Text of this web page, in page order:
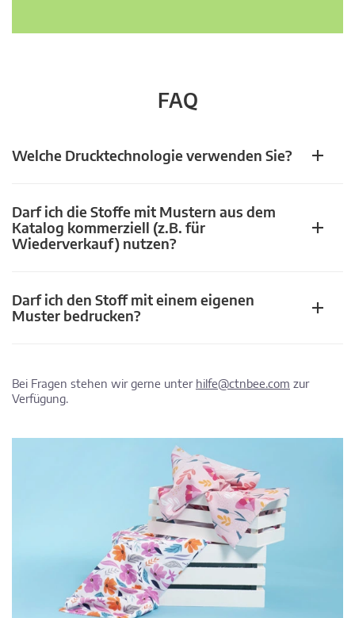
FAQ
Welche Drucktechnologie verwenden Sie?
Darf ich die Stoffe mit Mustern aus dem
Katalog kommerziell (z.B. für
Wiederverkauf) nutzen?
Darf ich den Stoff mit einem eigenen
Muster bedrucken?
Bei Fragen stehen wir gerne unter hilfe@ctnbee.com zur
Verfügung.